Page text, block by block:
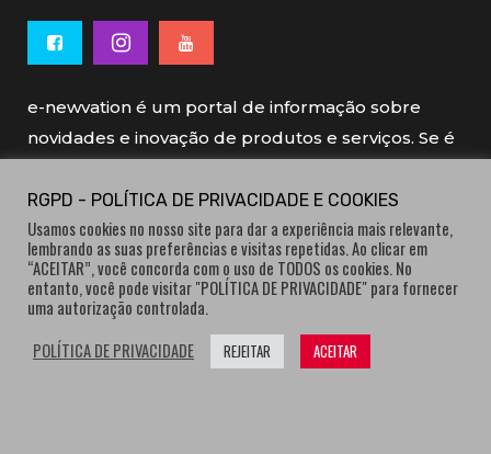
e-newvation é um portal de informação sobre
novidades e inovação de produtos e serviços. Se é
e-newvation tem o patrocínio do “Produto do
Ano”, o prémio de inovação atribuído por
consumidores.
RGPD - POLÍTICA DE PRIVACIDADE E COOKIES
Usamos cookies no nosso site para dar a experiência mais relevante,
lembrando as suas preferências e visitas repetidas. Ao clicar em
“ACEITAR”, você concorda com o uso de TODOS os cookies. No
entanto, você pode visitar "POLÍTICA DE PRIVACIDADE" para fornecer
uma autorização controlada.
POLÍTICA DE PRIVACIDADE
REJEITAR ACEITAR